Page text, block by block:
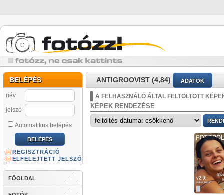
BELÉPÉS
név
jelszó
Automatikus belépés
REGISZTRÁCIÓ
ELFELEJTETT JELSZÓ
FŐOLDAL
ANTIGROOVIST (4,84) ADATOK
A FELHASZNÁLÓ ÁLTAL FELTÖLTÖTT
KÉPEK RENDEZÉSE